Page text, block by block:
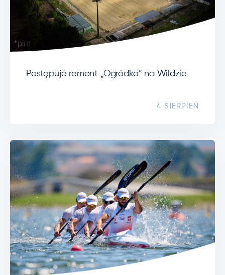
Postępuje remont „Ogródka” na Wildzie
4 SIERPIEŃ